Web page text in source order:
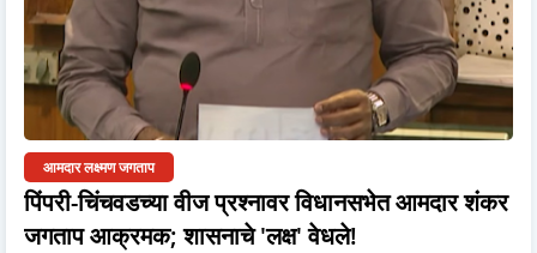
आमदार लक्ष्मण जगताप
पिंपरी-चिंचवडच्या वीज प्रश्नावर विधानसभेत आमदार शंकर
जगताप आक्रमक; शासनाचे 'लक्ष' वेधले!